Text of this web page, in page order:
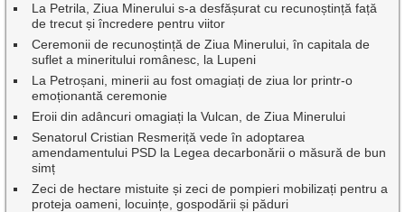
La Petrila, Ziua Minerului s-a desfășurat cu recunoștință față
de trecut și încredere pentru viitor
Ceremonii de recunoștință de Ziua Minerului, în capitala de
suflet a mineritului românesc, la Lupeni
La Petroșani, minerii au fost omagiați de ziua lor printr-o
emoționantă ceremonie
Eroii din adâncuri omagiați la Vulcan, de Ziua Minerului
Senatorul Cristian Resmeriță vede în adoptarea
amendamentului PSD la Legea decarbonării o măsură de bun
simț
Zeci de hectare mistuite și zeci de pompieri mobilizați pentru a
proteja oameni, locuințe, gospodării și păduri